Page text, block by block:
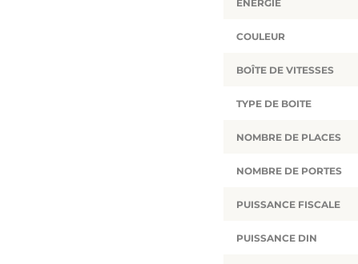
ÉNERGIE
COULEUR
BOÎTE DE VITESSES
TYPE DE BOITE
NOMBRE DE PLACES
NOMBRE DE PORTES
PUISSANCE FISCALE
PUISSANCE DIN